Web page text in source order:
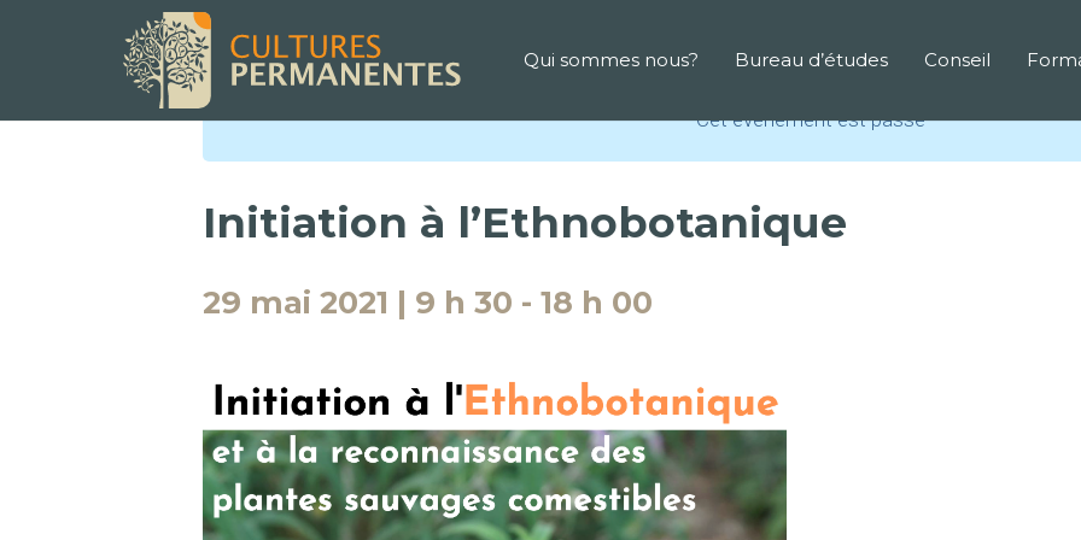
Qui sommes nous? Bureau d’études Conseil
« Tous les Évènements
Cet évènement est passé
Initiation à l’Ethnobotanique
29 mai 2021 | 9 h 30 - 18 h 00